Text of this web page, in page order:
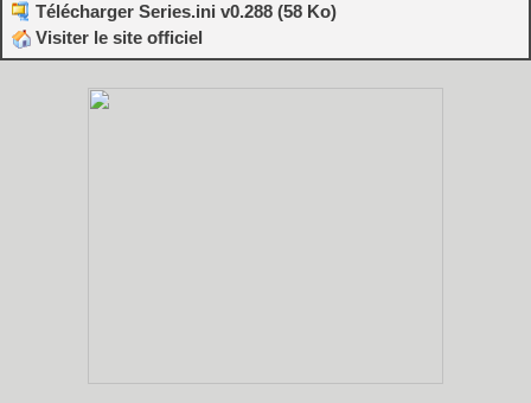
Télécharger Series.ini v0.288 (58 Ko)
Visiter le site officiel